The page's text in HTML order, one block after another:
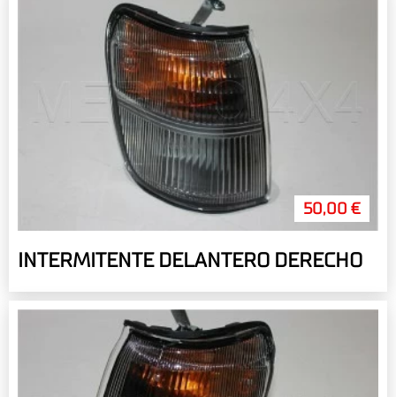
50,00 €
INTERMITENTE DELANTERO DERECHO